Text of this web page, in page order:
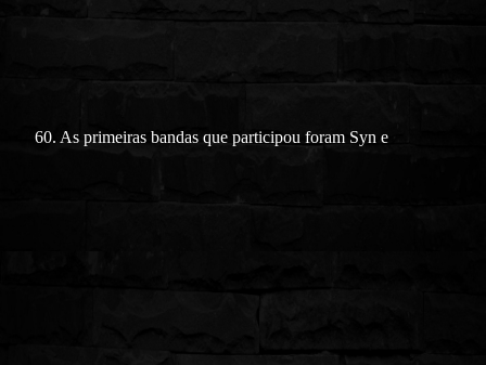
60. As primeiras bandas que participou foram Syn e